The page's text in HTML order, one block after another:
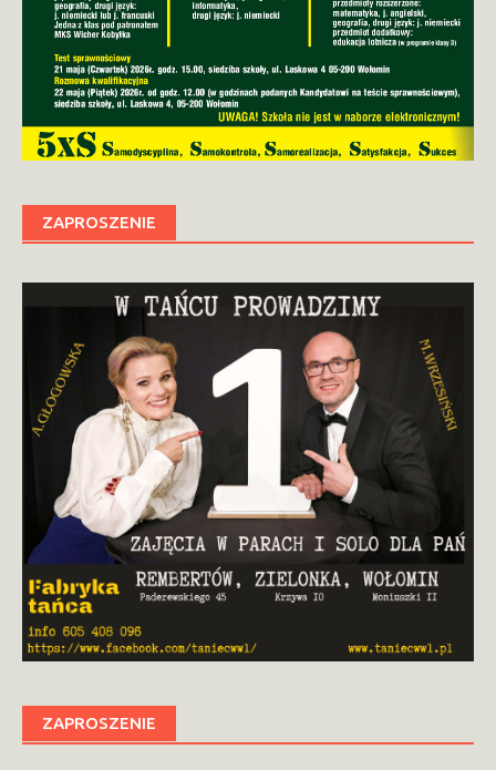
ZAPROSZENIE
ZAPROSZENIE